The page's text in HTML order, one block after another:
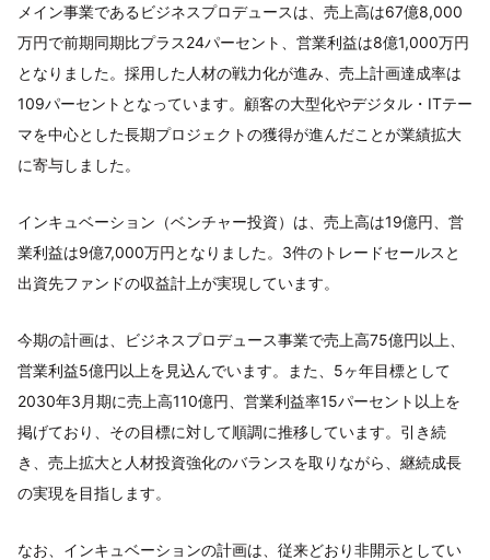
メイン事業であるビジネスプロデュースは、売上高は67億8,000
万円で前期同期比プラス24パーセント、営業利益は8億1,000万円
となりました。採用した人材の戦力化が進み、売上計画達成率は
109パーセントとなっています。顧客の大型化やデジタル・ITテー
マを中心とした長期プロジェクトの獲得が進んだことが業績拡大
に寄与しました。
インキュベーション（ベンチャー投資）は、売上高は19億円、営
業利益は9億7,000万円となりました。3件のトレードセールスと
出資先ファンドの収益計上が実現しています。
今期の計画は、ビジネスプロデュース事業で売上高75億円以上、
営業利益5億円以上を見込んでいます。また、5ヶ年目標として
2030年3月期に売上高110億円、営業利益率15パーセント以上を
掲げており、その目標に対して順調に推移しています。引き続
き、売上拡大と人材投資強化のバランスを取りながら、継続成長
の実現を目指します。
なお、インキュベーションの計画は、従来どおり非開示としてい